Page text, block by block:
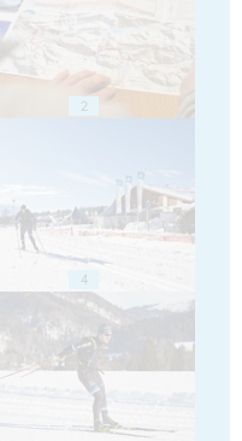
2
4